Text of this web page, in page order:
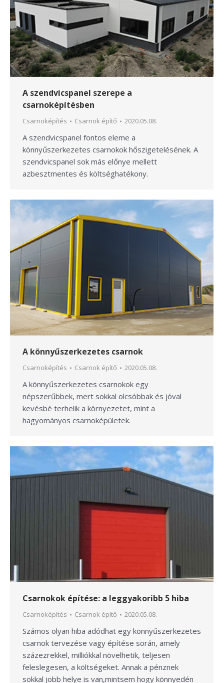
A szendvicspanel szerepe a
csarnoképítésben
Csarnoképítés Csarnok építő 2020.05.08.
A szendvicspanel fontos eleme a
könnyűszerkezetes csarnokok hőszigetelésének. A
szendvicspanel sok más előnye mellett
azbesztmentes és költséghatékony.
A könnyűszerkezetes csarnok
Csarnoképítés Csarnok építő 2020.05.08.
A könnyűszerkezetes csarnokok egy
népszerűbbek, mert sokkal olcsóbbak és jóval
kevésbé terhelik a környezetet, mint a
hagyományos csarnoképületek.
Csarnokok építése: a leggyakoribb 5 hiba
Csarnoképítés Csarnok építő 2020.05.08.
Számos olyan hiba adódhat egy könnyűszerkezetes
csarnok tervezése vagy építése során, amely
százezrekkel, milliókkal növelhetik, teljesen
feleslegesen, a költségeket. Annak a pénznek
sokkal jobb helye is van,mintsem hogy könnyedén